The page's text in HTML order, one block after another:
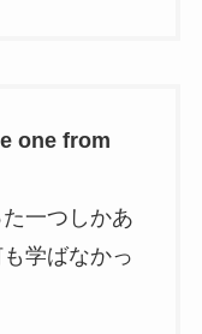
one from
一つしかあ
学ばなかっ